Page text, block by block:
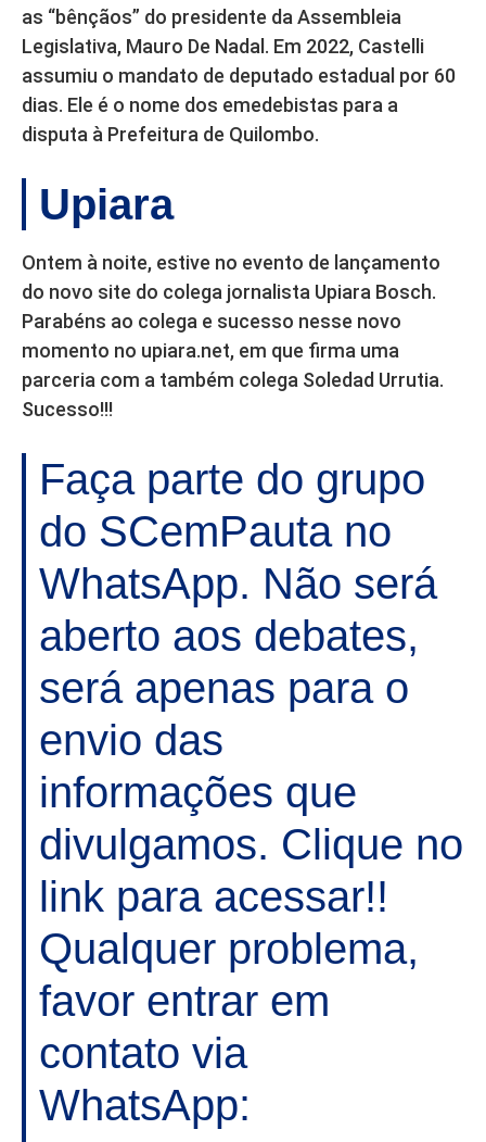
as “bênçãos” do presidente da Assembleia
Legislativa, Mauro De Nadal. Em 2022, Castelli
assumiu o mandato de deputado estadual por 60
dias. Ele é o nome dos emedebistas para a
disputa à Prefeitura de Quilombo.
Upiara
Ontem à noite, estive no evento de lançamento
do novo site do colega jornalista Upiara Bosch.
Parabéns ao colega e sucesso nesse novo
momento no upiara.net, em que firma uma
parceria com a também colega Soledad Urrutia.
Sucesso!!!
Faça parte do grupo
do SCemPauta no
WhatsApp. Não será
aberto aos debates,
será apenas para o
envio das
informações que
divulgamos. Clique no
link para acessar!!
Qualquer problema,
favor entrar em
contato via
WhatsApp: